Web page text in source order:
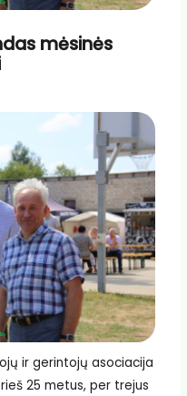
mėsinės
ir gerintojų asociacija
25 metus, per trejus